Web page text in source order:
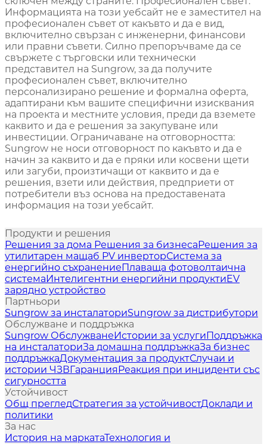
Информацията на този уебсайт не е заместител на
професионален съвет от какъвто и да е вид,
включително свързан с инженерни, финансови
или правни съвети. Силно препоръчваме да се
свържете с търговски или технически
представител на Sungrow, за да получите
професионален съвет, включително
персонализирано решение и формална оферта,
адаптирани към вашите специфични изисквания
на проекта и местните условия, преди да вземете
каквито и да е решения за закупуване или
инвестиции. Ограничаване на отговорността:
Sungrow не носи отговорност по какъвто и да е
начин за каквито и да е пряки или косвени щети
или загуби, произтичащи от каквито и да е
решения, взети или действия, предприети от
потребители въз основа на предоставената
информация на този уебсайт.
Продукти и решения
Решения за дома Решения за бизнеса Решения за
утилитарен мащаб PV инверторСистема за
енергийно съхранение Плаваща фотоволтаична
система Интелигентни енергийни продукти EV
зарядно устройство
Партньори
Sungrow за инсталаториSungrow за дистрибутори
Обслужване и поддръжка
Sungrow Обслужване Истории за услуги Поддръжка
на инсталаториЗа домашна поддръжкаЗа бизнес
поддръжкаДокументация за продуктСлучаи и
истории ЧЗВ Гаранция Реакция при инциденти със
сигурността
Устойчивост
Общ прегледСтратегия за устойчивостДоклади и
политики
За нас
История на маркатаТехнология и